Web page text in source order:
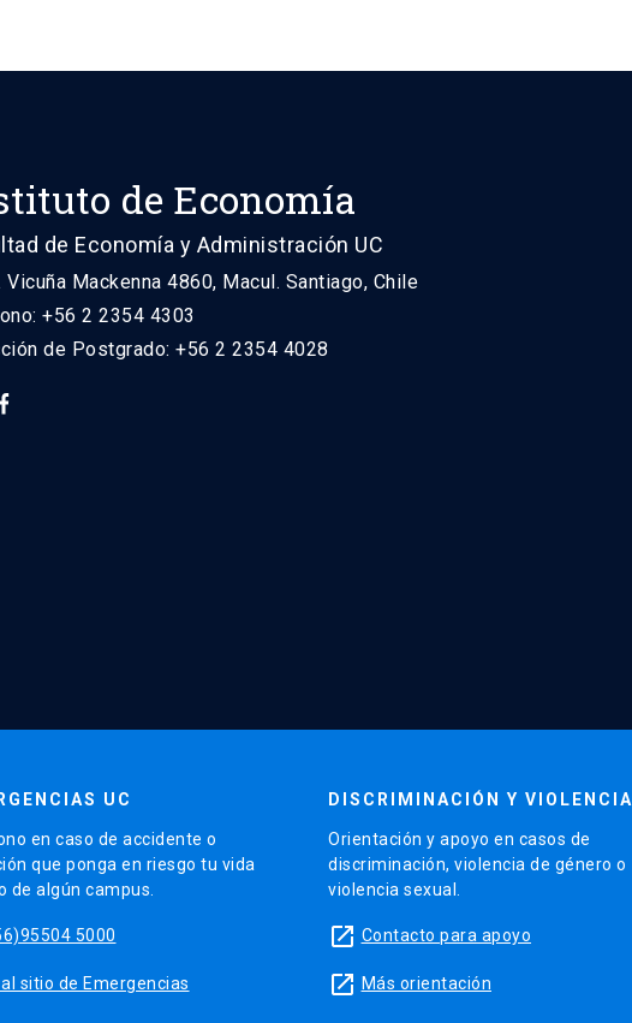
de Economía
de Economía y Administración UC
Vicuña Mackenna 4860, Macul. Santiago, Chile
+56 2 2354 4303
de Postgrado: +56 2 2354 4028
UC
en caso de accidente o
que ponga en riesgo tu vida
de algún campus.
5000
al sitio de Emergencias
DISCRIMINACIÓN Y VIOLENCIA
Orientación y apoyo en casos de
discriminación, violencia de género o
violencia sexual.
launch Contacto para apoyo
launch Más orientación